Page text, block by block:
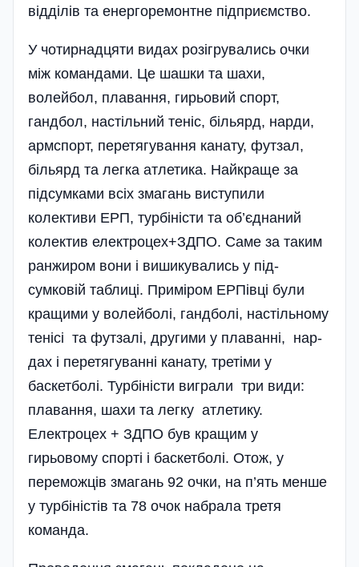
відділів та енергоремонтне підприємство.
У чотирнадцяти видах розігрувались очки
між командами. Це шашки та шахи,
волейбол, плавання, гирьовий спорт,
гандбол, настільний теніс, більярд, нарди,
арм­спорт, перетягування канату, футзал,
більярд та легка атлетика. Найкраще за
підсумками всіх змагань виступили
колективи ЕРП, турбіністи та об’єд­наний
колектив електроцех+ЗДПО. Саме за таким
ранжиром вони і вишикувались у під­
сумковій таблиці. Приміром ЕРПівці були
кращими у волейболі, гандболі, настільному
тенісі та футзалі, другими у плаванні, нар­
дах і перетягуванні канату, тре­тіми у
баскетболі. Турбіністи ви­грали три види:
плавання, шахи та легку атлетику.
Електроцех + ЗДПО був кращим у
гирьовому спорті і баскетболі. Отож, у
переможців змагань 92 очки, на п’ять менше
у турбіністів та 78 очок набрала третя
команда.